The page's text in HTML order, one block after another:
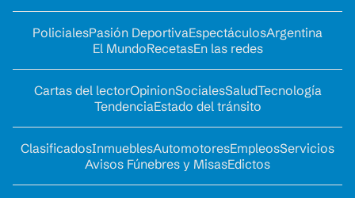
PolicialesPasión DeportivaEspectáculosArgentina
El MundoRecetasEn las redes
Cartas del lectorOpinionSocialesSaludTecnología
TendenciaEstado del tránsito
ClasificadosInmueblesAutomotoresEmpleosServicios
Avisos Fúnebres y MisasEdictos